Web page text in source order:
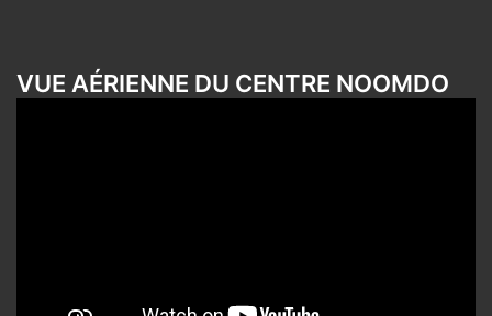
VUE AÉRIENNE DU CENTRE NOOMDO